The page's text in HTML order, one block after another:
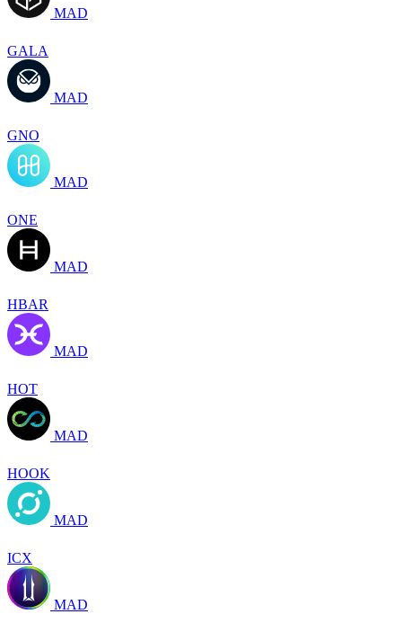
MAD
GALA
MAD
GNO
MAD
ONE
MAD
HBAR
MAD
HOT
MAD
HOOK
MAD
ICX
MAD